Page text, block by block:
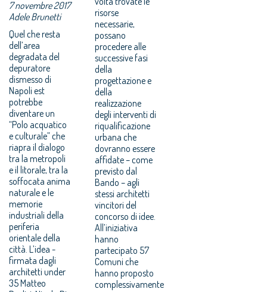
7 novembre 2017
Adele Brunetti
Quel che resta
dell’area
degradata del
depuratore
dismesso di
Napoli est
potrebbe
diventare un
“Polo acquatico
e culturale” che
riapra il dialogo
tra la metropoli
e il litorale, tra la
soffocata anima
naturale e le
memorie
industriali della
periferia
orientale della
città. L’idea -
firmata dagli
architetti under
35 Matteo
risorse
necessarie,
possano
procedere alle
successive fasi
della
progettazione e
della
realizzazione
degli interventi di
riqualificazione
urbana che
dovranno essere
affidate – come
previsto dal
Bando – agli
stessi architetti
vincitori del
concorso di idee.
All’iniziativa
hanno
partecipato 57
Comuni che
hanno proposto
complessivamente